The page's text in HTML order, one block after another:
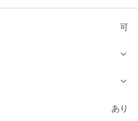
可
あり